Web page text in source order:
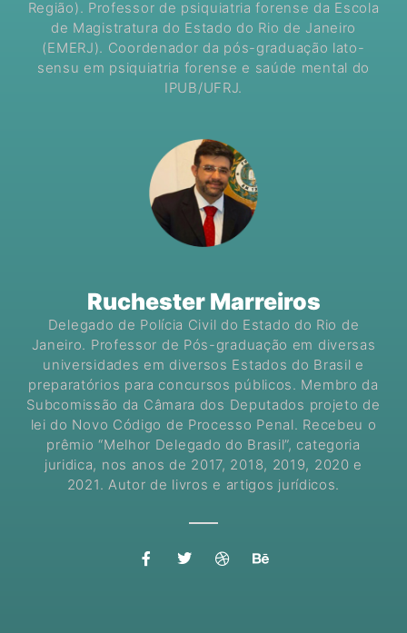
Região). Professor de psiquiatria forense da Escola
de Magistratura do Estado do Rio de Janeiro
(EMERJ). Coordenador da pós-graduação lato-
sensu em psiquiatria forense e saúde mental do
IPUB/UFRJ.
Ruchester Marreiros
Delegado de Polícia Civil do Estado do Rio de
Janeiro. Professor de Pós-graduação em diversas
universidades em diversos Estados do Brasil e
preparatórios para concursos públicos. Membro da
Subcomissão da Câmara dos Deputados projeto de
lei do Novo Código de Processo Penal. Recebeu o
prêmio “Melhor Delegado do Brasil”, categoria
juridica, nos anos de 2017, 2018, 2019, 2020 e
2021. Autor de livros e artigos jurídicos.